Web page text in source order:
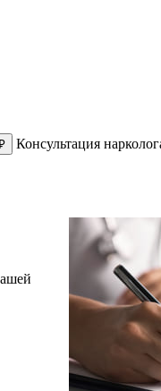
Консультация